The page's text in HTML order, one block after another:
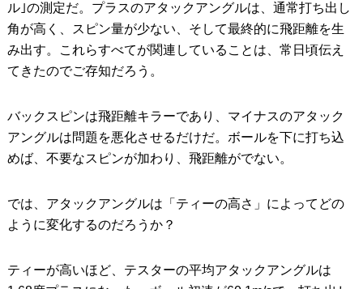
ル｣の測定だ。プラスのアタックアングルは、通常打ち出し
角が高く、スピン量が少ない、そして最終的に飛距離を生
み出す。これらすべてが関連していることは、常日頃伝え
てきたのでご存知だろう。
バックスピンは飛距離キラーであり、マイナスのアタック
アングルは問題を悪化させるだけだ。ボールを下に打ち込
めば、不要なスピンが加わり、飛距離がでない。
では、アタックアングルは「ティーの高さ」によってどの
ように変化するのだろうか？
ティーが高いほど、テスターの平均アタックアングルは